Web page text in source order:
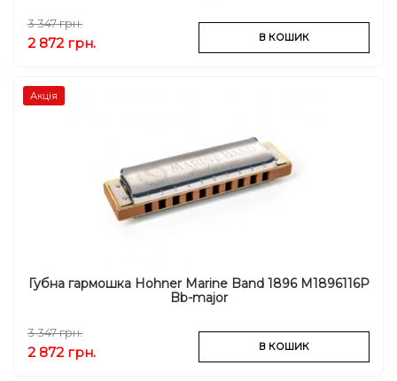
3 347 грн.
2 872 грн. В КОШИК
Акція
Губна гармошка Hohner Marine Band 1896 M1896116P
Bb-major
3 347 грн.
2 872 грн. В КОШИК